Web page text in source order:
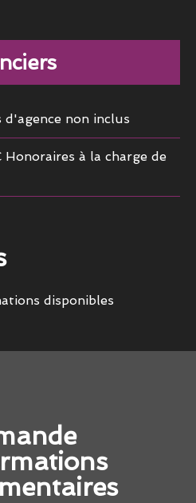
non inclus
à la charge de
disponibles